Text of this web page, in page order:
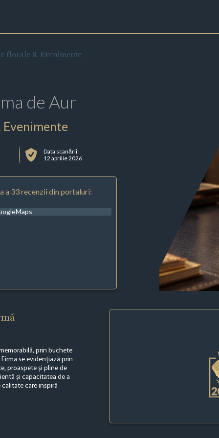
florale & Evenimente
de Aur
Evenimente
Data scanării:
12 aprilie 2026
a 33 recenzii din portaluri:
prin buchete
se evidențiază prin
proaspete și pline de
și capacitatea de a
care inspiră